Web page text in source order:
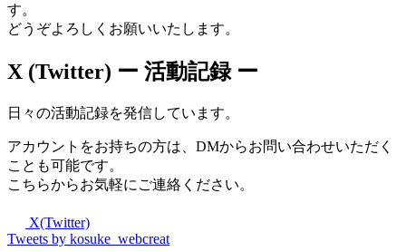
す。
どうぞよろしくお願いいたします。
X (Twitter) ー 活動記録 ー
日々の活動記録を発信しています。
アカウントをお持ちの方は、DMからお問い合わせいただく
ことも可能です。
こちらからお気軽にご連絡ください。
X(Twitter)
Tweets by kosuke_webcreat